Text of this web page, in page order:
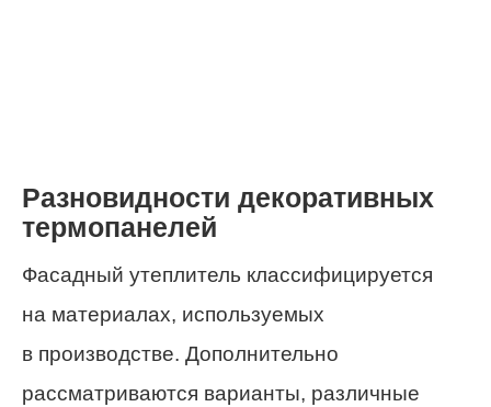
Разновидности декоративных
термопанелей
Фасадный утеплитель классифицируется
на материалах, используемых
в производстве. Дополнительно
рассматриваются варианты, различные